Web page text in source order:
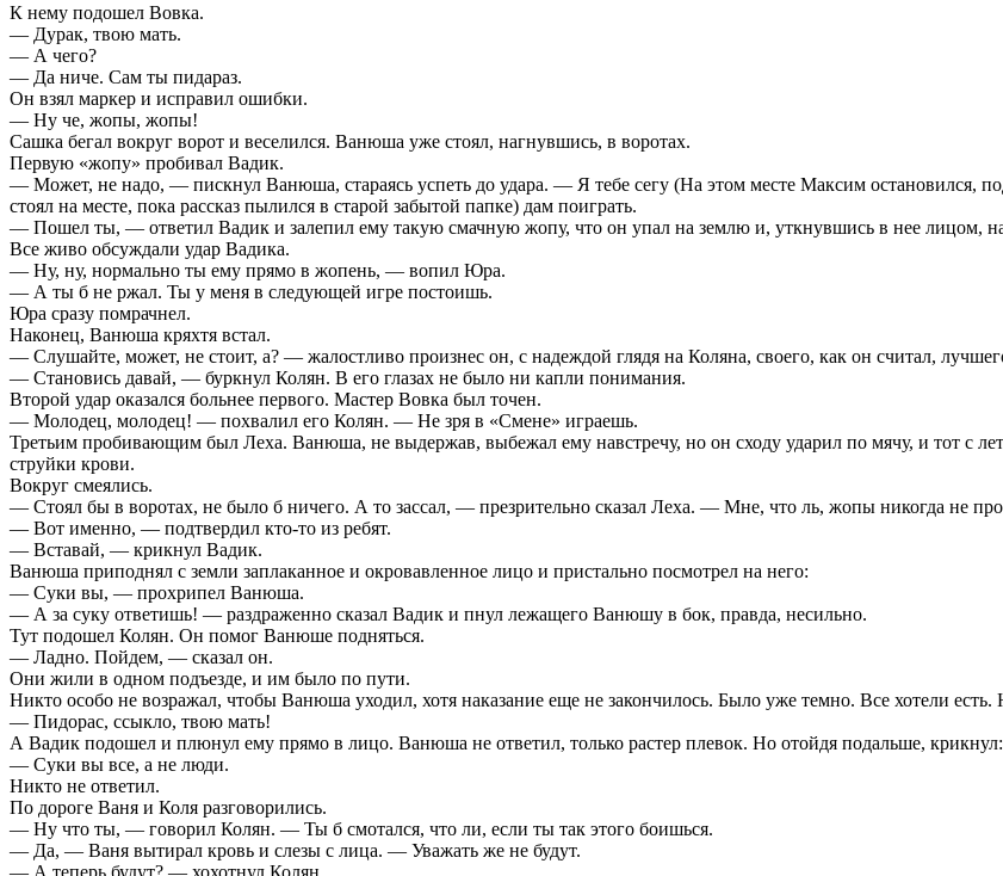
К нему подошел Вовка.
— Дурак, твою мать.
— А чего?
— Да ниче. Сам ты пидараз.
Он взял маркер и исправил ошибки.
— Ну че, жопы, жопы!
Сашка бегал вокруг ворот и веселился. Ванюша уже стоял, нагнувшись, в воротах.
Первую «жопу» пробивал Вадик.
— Может, не надо, — пискнул Ванюша, стараясь успеть до удара. — Я тебе сегу (На этом месте Максим остановился,
стоял на месте, пока рассказ пылился в старой забытой папке) дам поиграть.
— Пошел ты, — ответил Вадик и залепил ему такую смачную жопу, что он упал на землю и, уткнувшись в нее лицом,
Все живо обсуждали удар Вадика.
— Ну, ну, нормально ты ему прямо в жопень, — вопил Юра.
— А ты б не ржал. Ты у меня в следующей игре постоишь.
Юра сразу помрачнел.
Наконец, Ванюша кряхтя встал.
— Слушайте, может, не стоит, а? — жалостливо произнес он, с надеждой глядя на Коляна, своего, как он считал,
— Становись давай, — буркнул Колян. В его глазах не было ни капли понимания.
Второй удар оказался больнее первого. Мастер Вовка был точен.
— Молодец, молодец! — похвалил его Колян. — Не зря в «Смене» играешь.
Третьим пробивающим был Леха. Ванюша, не выдержав, выбежал ему навстречу, но он сходу ударил по мячу, и тот с
струйки крови.
Вокруг смеялись.
— Стоял бы в воротах, не было б ничего. А то зассал, — презрительно сказал Леха. — Мне, что ль, жопы никогда не
— Вот именно, — подтвердил кто-то из ребят.
— Вставай, — крикнул Вадик.
Ванюша приподнял с земли заплаканное и окровавленное лицо и пристально посмотрел на него:
— Суки вы, — прохрипел Ванюша.
— А за суку ответишь! — раздраженно сказал Вадик и пнул лежащего Ванюшу в бок, правда, несильно.
Тут подошел Колян. Он помог Ванюше подняться.
— Ладно. Пойдем, — сказал он.
Они жили в одном подъезде, и им было по пути.
Никто особо не возражал, чтобы Ванюша уходил, хотя наказание еще не закончилось. Было уже темно. Все хотели
— Пидорас, ссыкло, твою мать!
А Вадик подошел и плюнул ему прямо в лицо. Ванюша не ответил, только растер плевок. Но отойдя подальше, крикнул:
— Суки вы все, а не люди.
Никто не ответил.
По дороге Ваня и Коля разговорились.
— Ну что ты, — говорил Колян. — Ты б смотался, что ли, если ты так этого боишься.
— Да, — Ваня вытирал кровь и слезы с лица. — Уважать же не будут.
— А теперь будут? — хохотнул Колян.